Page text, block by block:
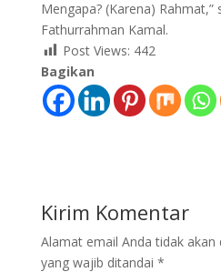
Mengapa? (Karena) Rahmat,”
Fathurrahman Kamal.
Post Views: 442
Bagikan
Kirim Komentar
Alamat email Anda tidak akan
yang wajib ditandai *